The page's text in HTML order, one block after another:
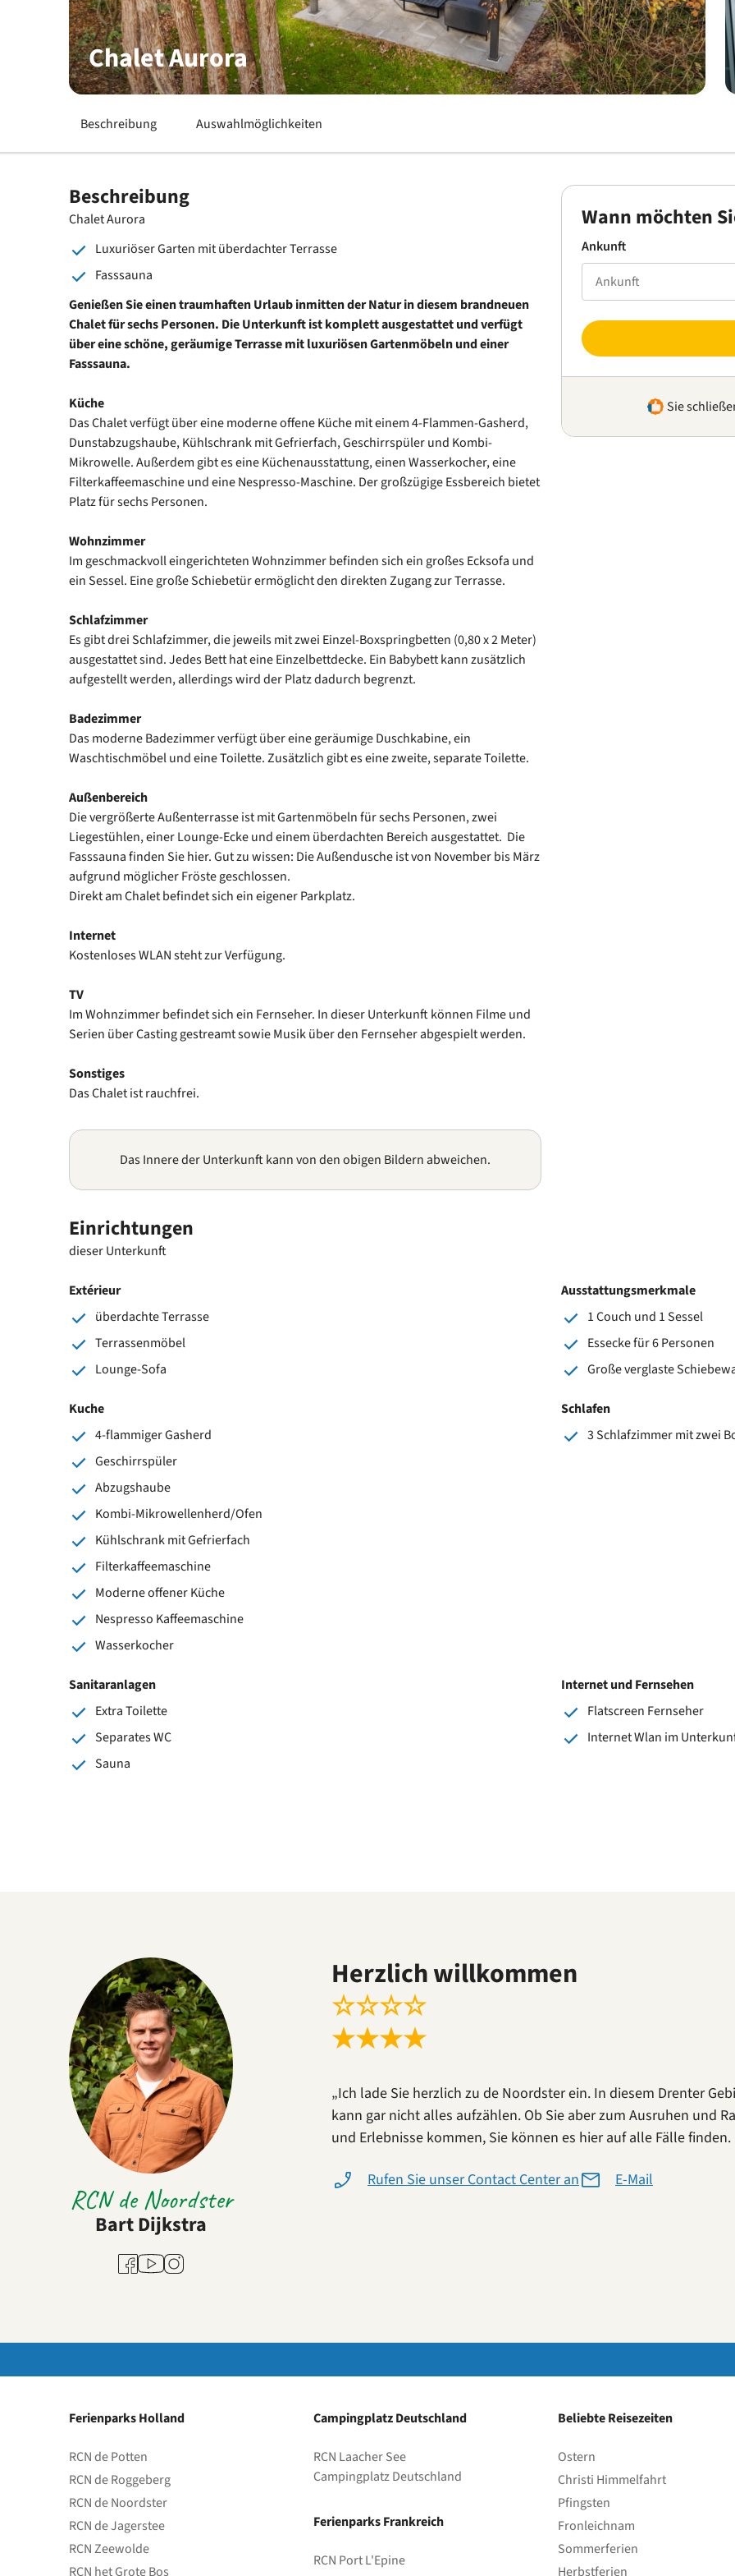
Chalet Aurora
Beschreibung Auswahlmöglichkeiten
Beschreibung
Chalet Aurora
Luxuriöser Garten mit überdachter Terrasse
Fasssauna
Genießen Sie einen traumhaften Urlaub inmitten der Natur in diesem brandneuen
Chalet für sechs Personen. Die Unterkunft ist komplett ausgestattet und verfügt
über eine schöne, geräumige Terrasse mit luxuriösen Gartenmöbeln und einer
Fasssauna.
Küche
Das Chalet verfügt über eine moderne offene Küche mit einem 4-Flammen-Gasherd,
Dunstabzugshaube, Kühlschrank mit Gefrierfach, Geschirrspüler und Kombi-
Mikrowelle. Außerdem gibt es eine Küchenausstattung, einen Wasserkocher, eine
Filterkaffeemaschine und eine Nespresso-Maschine. Der großzügige Essbereich bietet
Platz für sechs Personen.
Wohnzimmer
Im geschmackvoll eingerichteten Wohnzimmer befinden sich ein großes Ecksofa und
ein Sessel. Eine große Schiebetür ermöglicht den direkten Zugang zur Terrasse.
Schlafzimmer
Es gibt drei Schlafzimmer, die jeweils mit zwei Einzel-Boxspringbetten (0,80 x 2 Meter)
ausgestattet sind. Jedes Bett hat eine Einzelbettdecke. Ein Babybett kann zusätzlich
aufgestellt werden, allerdings wird der Platz dadurch begrenzt.
Badezimmer
Das moderne Badezimmer verfügt über eine geräumige Duschkabine, ein
Waschtischmöbel und eine Toilette. Zusätzlich gibt es eine zweite, separate Toilette.
Außenbereich
Die vergrößerte Außenterrasse ist mit Gartenmöbeln für sechs Personen, zwei
Liegestühlen, einer Lounge-Ecke und einem überdachten Bereich ausgestattet. Die
Fasssauna finden Sie hier. Gut zu wissen: Die Außendusche ist von November bis März
aufgrund möglicher Fröste geschlossen.
Direkt am Chalet befindet sich ein eigener Parkplatz.
Internet
Kostenloses WLAN steht zur Verfügung.
TV
Im Wohnzimmer befindet sich ein Fernseher. In dieser Unterkunft können Filme und
Serien über Casting gestreamt sowie Musik über den Fernseher abgespielt werden.
Sonstiges
Das Chalet ist rauchfrei.
Das Innere der Unterkunft kann von den obigen Bildern abweichen.
Wann möchten
Ankunft
Sie
Einrichtungen
dieser Unterkunft
Extérieur
überdachte Terrasse
Terrassenmöbel
Lounge-Sofa
Ausstattungsmerkmale
1 Couch und 1 Sessel
Essecke für 6 Personen
Große verglaste
Kuche
4-flammiger Gasherd
Geschirrspüler
Abzugshaube
Kombi-Mikrowellenherd/Ofen
Kühlschrank mit Gefrierfach
Filterkaffeemaschine
Moderne offener Küche
Nespresso Kaffeemaschine
Wasserkocher
Schlafen
3 Schlafzimmer mit zwei
Sanitaranlagen
Extra Toilette
Separates WC
Sauna
Internet und Fernsehen
Flatscreen Fernseher
Internet Wlan im
RCN de Noordster
Bart Dijkstra
Facebook
YoutubeInstagram
Herzlich willkommen
☆☆☆☆
★★★★
„Ich lade Sie herzlich zu de Noordster ein. In diesem Drenter
kann gar nicht alles aufzählen. Ob Sie aber zum Ausruhen und
und Erlebnisse kommen, Sie können es hier auf alle Fälle
Rufen Sie unser Contact Center an E-Mail
Ferienparks Holland
RCN de Potten
RCN de Roggeberg
RCN de Noordster
RCN de Jagerstee
RCN Zeewolde
RCN het Grote Bos
Campingplatz Deutschland
RCN Laacher See
Campingplatz Deutschland
Ferienparks Frankreich
RCN Port L'Epine
Beliebte Reisezeiten
Ostern
Christi Himmelfahrt
Pfingsten
Fronleichnam
Sommerferien
Herbstferien